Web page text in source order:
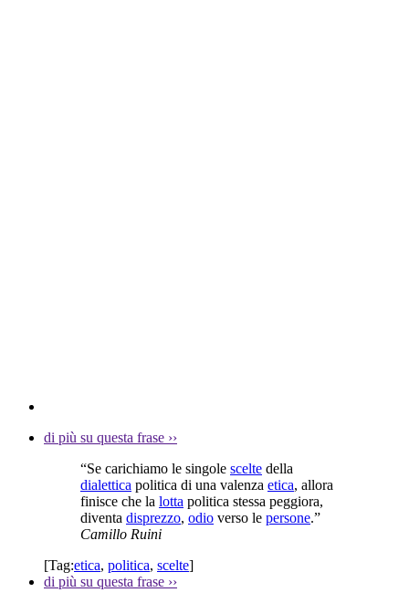
di più su questa frase ››
“Se carichiamo le singole scelte della
dialettica politica di una valenza etica, allora
finisce che la lotta politica stessa peggiora,
diventa disprezzo, odio verso le persone.”
Camillo Ruini
[Tag:etica, politica, scelte]
di più su questa frase ››